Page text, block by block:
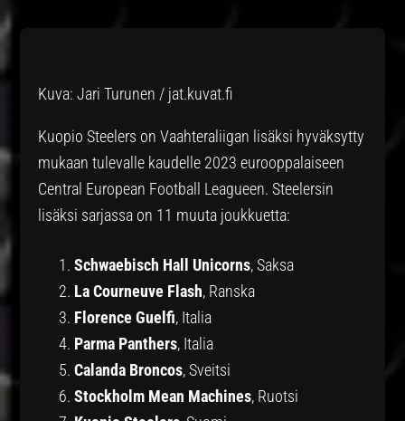
Kuva: Jari Turunen / jat.kuvat.fi
Kuopio Steelers on Vaahteraliigan lisäksi hyväksytty
mukaan tulevalle kaudelle 2023 eurooppalaiseen
Central European Football Leagueen. Steelersin
lisäksi sarjassa on 11 muuta joukkuetta:
Schwaebisch Hall Unicorns, Saksa
La Courneuve Flash, Ranska
Florence Guelfi, Italia
Parma Panthers, Italia
Calanda Broncos, Sveitsi
Stockholm Mean Machines, Ruotsi